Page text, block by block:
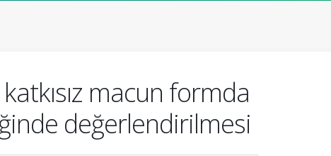
macun formda
değerlendirilmesi